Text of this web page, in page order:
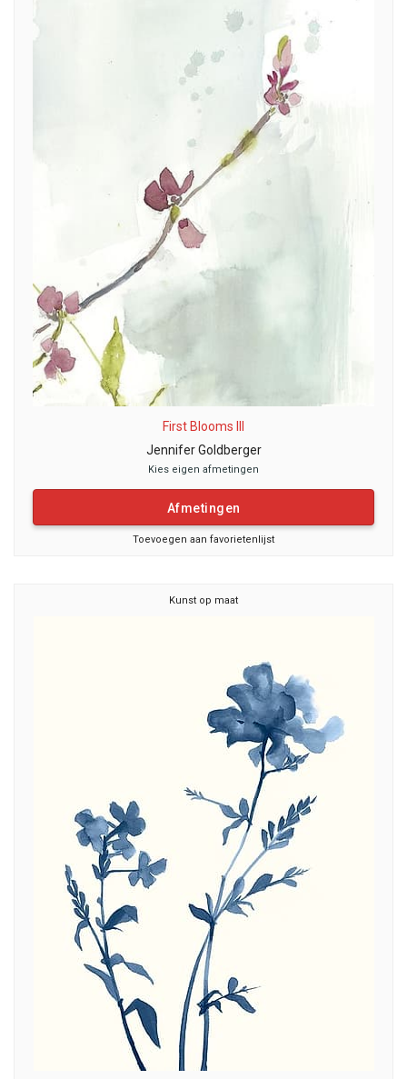
First Blooms III
Jennifer Goldberger
Kies eigen afmetingen
Afmetingen
Toevoegen aan favorietenlijst
Kunst op maat